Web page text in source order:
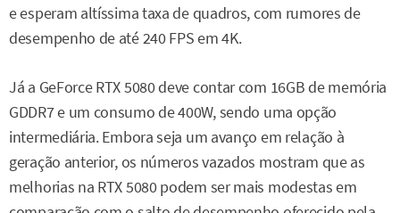
e esperam altíssima taxa de quadros, com rumores de
desempenho de até 240 FPS em 4K.
Já a GeForce RTX 5080 deve contar com 16GB de memória
GDDR7 e um consumo de 400W, sendo uma opção
intermediária. Embora seja um avanço em relação à
geração anterior, os números vazados mostram que as
melhorias na RTX 5080 podem ser mais modestas em